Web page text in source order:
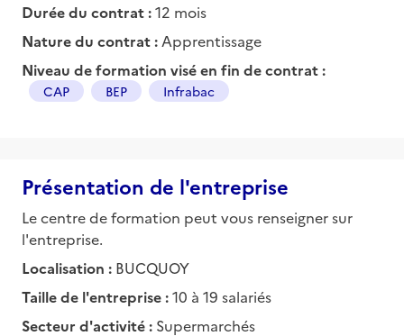
Durée du contrat :12 mois
Nature du contrat : Apprentissage
Niveau de formation visé en fin de contrat :
CAP BEP Infrabac
Présentation de l'entreprise
Le centre de formation peut vous renseigner sur
l'entreprise.
Localisation : BUCQUOY
Taille de l'entreprise :10 à 19 salariés
Secteur d'activité : Supermarchés